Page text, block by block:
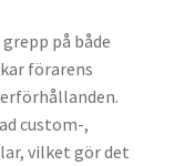
på både
förarens
custom-,
vilket gör det